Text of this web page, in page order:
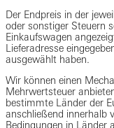
Der Endpreis in der
oder sonstiger Steuern
Einkaufswagen
Lieferadresse
ausgewählt haben.
Wir können einen
Mehrwertsteuer
bestimmte Länder der
anschließend innerhalb
Bedingungen in Länder